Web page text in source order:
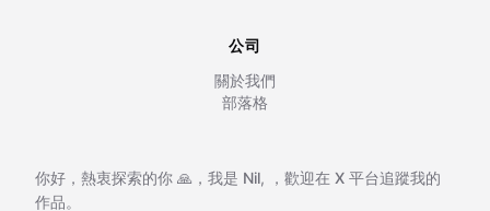
公司
關於我們
部落格
你好，熱衷探索的你 🙏，我是 Nil, ，歡迎在 X 平台追蹤我的
作品。